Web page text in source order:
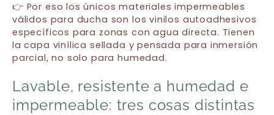
👉 Por eso los únicos materiales impermeables
válidos para ducha son los vinilos autoadhesivos
específicos para zonas con agua directa. Tienen
la capa vinílica sellada y pensada para inmersión
parcial, no solo para humedad.
Lavable, resistente a humedad e
impermeable: tres cosas distintas